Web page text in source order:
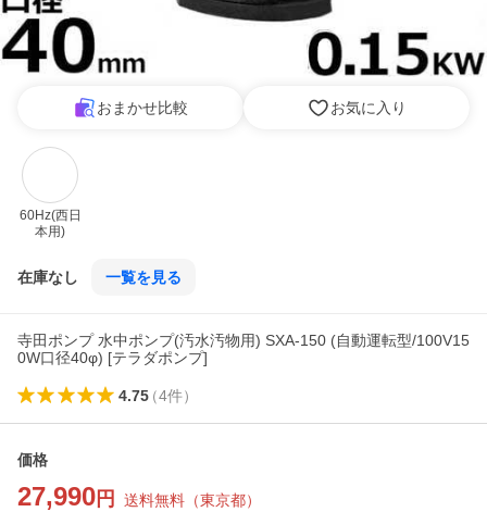
おまかせ比較 お気に入り
60Hz(西日
本用)
在庫なし 一覧を見る
寺田ポンプ 水中ポンプ(汚水汚物用) SXA-150 (自動運転型/100V15
0W口径40φ) [テラダポンプ]
4.75（4件）
価格
27,990 円 送料無料 （東京都）